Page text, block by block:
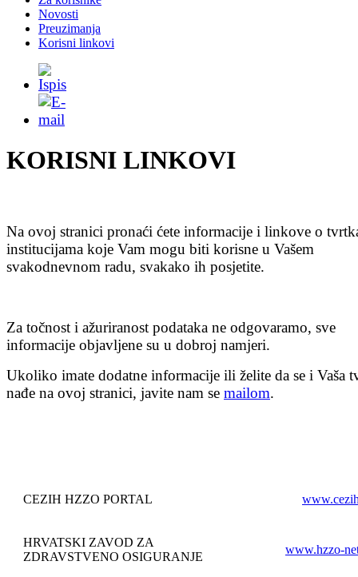
Novosti
Preuzimanja
Korisni linkovi
KORISNI LINKOVI
Na ovoj stranici pronaći ćete informacije i linkove o
institucijama koje Vam mogu biti korisne u Vašem
svakodnevnom radu, svakako ih posjetite.
Za točnost i ažuriranost podataka ne odgovaramo, sve
informacije objavljene su u dobroj namjeri.
Ukoliko imate dodatne informacije ili želite da se i Vaša
nađe na ovoj stranici, javite nam se mailom.
CEZIH HZZO PORTAL
HRVATSKI ZAVOD ZA
ZDRAVSTVENO OSIGURANJE
www.hzzo-